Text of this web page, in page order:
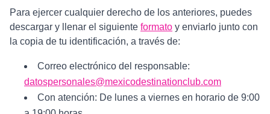
Para ejercer cualquier derecho de los anteriores, puedes
descargar y llenar el siguiente formato y enviarlo junto con
la copia de tu identificación, a través de:
Correo electrónico del responsable:
datospersonales@mexicodestinationclub.com
Con atención: De lunes a viernes en horario de 9:00